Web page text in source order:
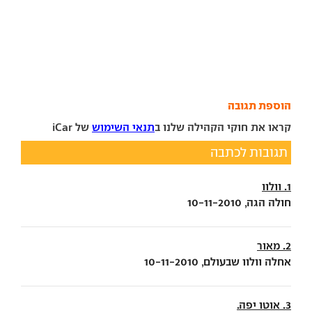
הוספת תגובה
קראו את חוקי הקהילה שלנו בתנאי השימוש של iCar
תגובות לכתבה
1. וולוו
חולה הגה, 10-11-2010
2. מאור
אחלה וולוו שבעולם, 10-11-2010
3. אוטו יפה.